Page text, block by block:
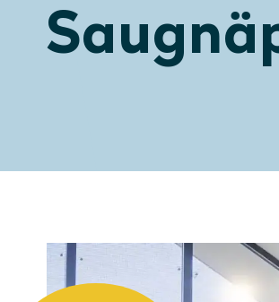
Blockiert bis zu 85 % der Hitze